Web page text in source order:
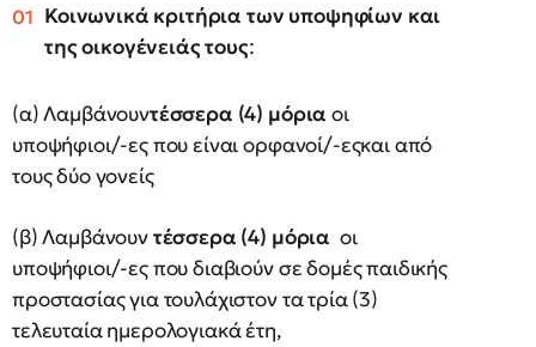
Κοινωνικά κριτήρια των υποψηφίων και
της οικογένειάς τους:
(α) Λαμβάνουντέσσερα (4) μόρια οι
υποψήφιοι/-ες που είναι ορφανοί/-εςκαι από
τους δύο γονείς
(β) Λαμβάνουντέσσερα (4) μόρια οι
υποψήφιοι/-ες που διαβιούν σε δομές παιδικής
προστασίας για τουλάχιστον τα τρία (3)
τελευταία ημερολογιακά έτη,